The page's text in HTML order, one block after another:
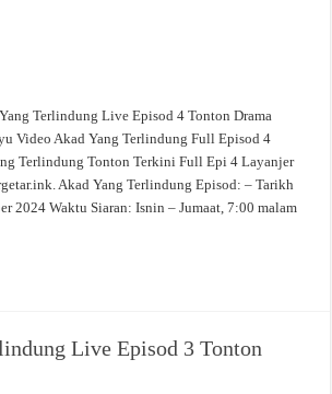
Terlindung Live Episod 4 Tonton Drama
Video Akad Yang Terlindung Full Episod 4
Terlindung Tonton Terkini Full Epi 4 Layanjer
Akad Yang Terlindung Episod: – Tarikh
2024 Waktu Siaran: Isnin – Jumaat, 7:00 malam
Live Episod 3 Tonton